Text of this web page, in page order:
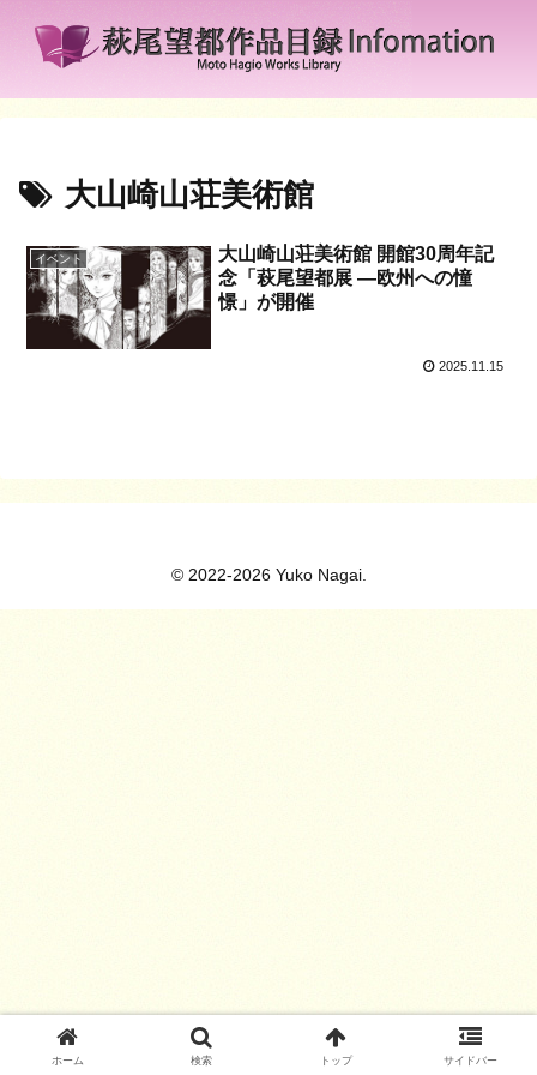
大山崎山荘美術館
イベント
大山崎山荘美術館 開館30周年記
念「萩尾望都展 ―欧州への憧
憬」が開催
2025.11.15
© 2022-2026 Yuko Nagai.
ホーム 検索 トップ サイドバー